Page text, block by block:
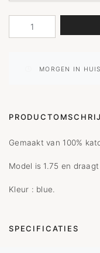
MORGEN IN
Gemaakt van 100%
Model is 1.75 en
Kleur : blue.
SPECIFICATIES